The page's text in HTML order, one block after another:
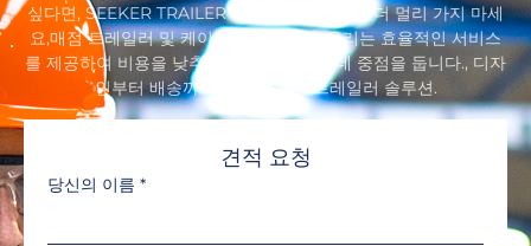
싶다면, SEEKER TRAILER 푸드 트레일러보다 더 멀리 가지 마세
요,매점 트레일러 및 케이터링 트레일러. 우리는 효율적인 서비스
를 제공하여 비용을 낮추고 수익을 높이는 데 중점을 둡니다., 디자
인부터 배송까지 원스톱 식품 트레일러 솔루션.
견적 요청
당신의 이름 *